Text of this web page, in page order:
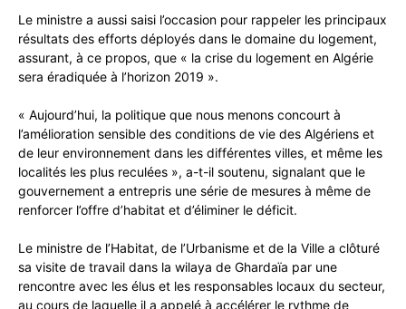
Le ministre a aussi saisi l’occasion pour rappeler les principaux
résultats des efforts déployés dans le domaine du logement,
assurant, à ce propos, que « la crise du logement en Algérie
sera éradiquée à l’horizon 2019 ».
« Aujourd’hui, la politique que nous menons concourt à
l’amélioration sensible des conditions de vie des Algériens et
de leur environnement dans les différentes villes, et même les
localités les plus reculées », a-t-il soutenu, signalant que le
gouvernement a entrepris une série de mesures à même de
renforcer l’offre d’habitat et d’éliminer le déficit.
Le ministre de l’Habitat, de l’Urbanisme et de la Ville a clôturé
sa visite de travail dans la wilaya de Ghardaïa par une
rencontre avec les élus et les responsables locaux du secteur,
au cours de laquelle il a appelé à accélérer le rythme de